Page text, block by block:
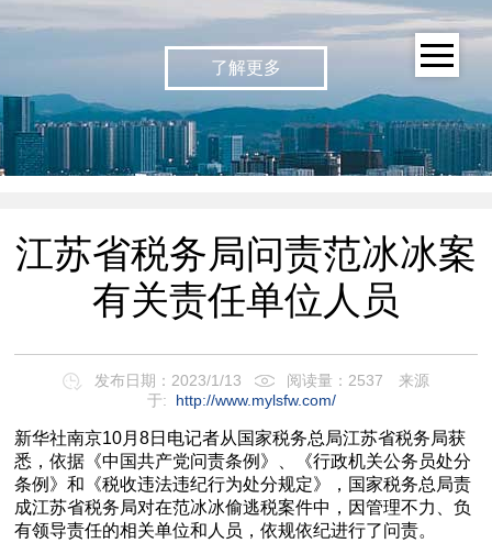
了解更多
江苏省税务局问责范冰冰案
有关责任单位人员
发布日期：2023/1/13 阅读量：2537
来源
于: http://www.mylsfw.com/
新华社南京10月8日电记者从国家税务总局江苏省税务局获
悉，依据《中国共产党问责条例》、《行政机关公务员处分
条例》和《税收违法违纪行为处分规定》，国家税务总局责
成江苏省税务局对在范冰冰偷逃税案件中，因管理不力、负
有领导责任的相关单位和人员，依规依纪进行了问责。